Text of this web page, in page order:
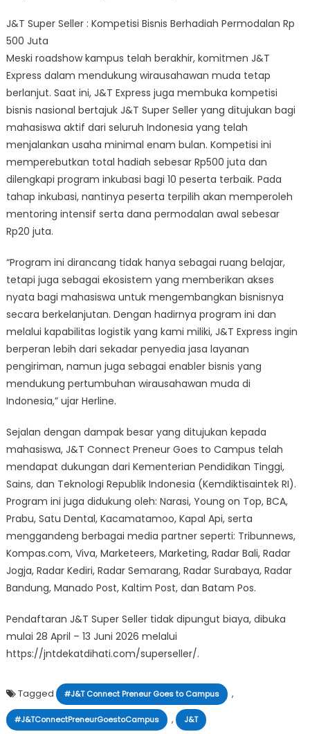
J&T Super Seller : Kompetisi Bisnis Berhadiah Permodalan Rp
500 Juta
Meski roadshow kampus telah berakhir, komitmen J&T
Express dalam mendukung wirausahawan muda tetap
berlanjut. Saat ini, J&T Express juga membuka kompetisi
bisnis nasional bertajuk J&T Super Seller yang ditujukan bagi
mahasiswa aktif dari seluruh Indonesia yang telah
menjalankan usaha minimal enam bulan. Kompetisi ini
memperebutkan total hadiah sebesar Rp500 juta dan
dilengkapi program inkubasi bagi 10 peserta terbaik. Pada
tahap inkubasi, nantinya peserta terpilih akan memperoleh
mentoring intensif serta dana permodalan awal sebesar
Rp20 juta.
“Program ini dirancang tidak hanya sebagai ruang belajar,
tetapi juga sebagai ekosistem yang memberikan akses
nyata bagi mahasiswa untuk mengembangkan bisnisnya
secara berkelanjutan. Dengan hadirnya program ini dan
melalui kapabilitas logistik yang kami miliki, J&T Express ingin
berperan lebih dari sekadar penyedia jasa layanan
pengiriman, namun juga sebagai enabler bisnis yang
mendukung pertumbuhan wirausahawan muda di
Indonesia,” ujar Herline.
Sejalan dengan dampak besar yang ditujukan kepada
mahasiswa, J&T Connect Preneur Goes to Campus telah
mendapat dukungan dari Kementerian Pendidikan Tinggi,
Sains, dan Teknologi Republik Indonesia (Kemdiktisaintek RI).
Program ini juga didukung oleh: Narasi, Young on Top, BCA,
Prabu, Satu Dental, Kacamatamoo, Kapal Api, serta
menggandeng berbagai media partner seperti: Tribunnews,
Kompas.com, Viva, Marketeers, Marketing, Radar Bali, Radar
Jogja, Radar Kediri, Radar Semarang, Radar Surabaya, Radar
Bandung, Manado Post, Kaltim Post, dan Batam Pos.
Pendaftaran J&T Super Seller tidak dipungut biaya, dibuka
mulai 28 April – 13 Juni 2026 melalui
https://jntdekatdihati.com/superseller/.
Tagged #J&T Connect Preneur Goes to Campus ,
#J&TConnectPreneurGoestoCampus , J&T